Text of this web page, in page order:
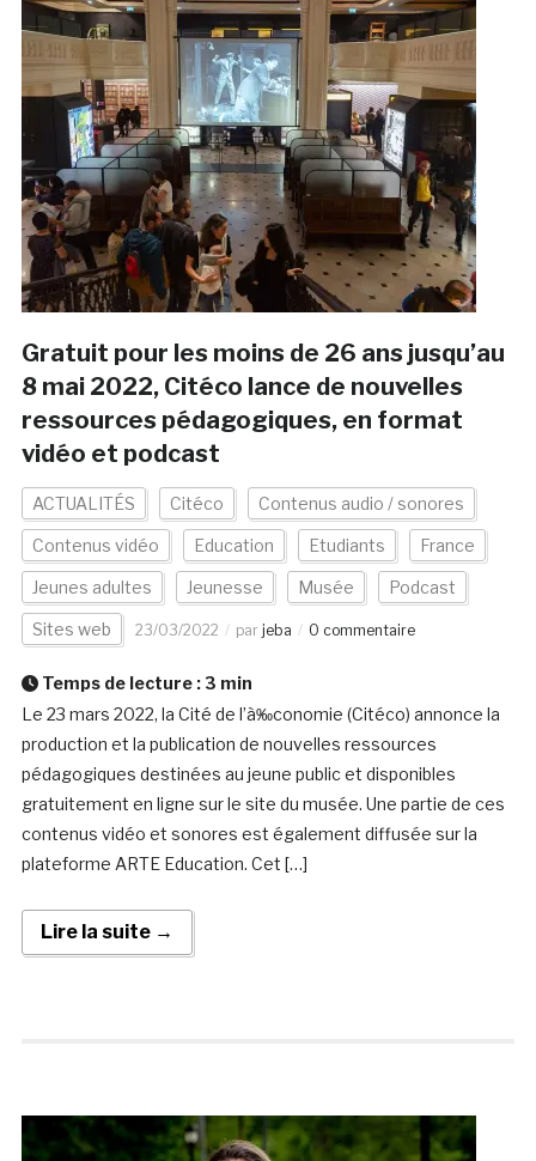
Gratuit pour les moins de 26 ans jusqu’au
8 mai 2022, Citéco lance de nouvelles
ressources pédagogiques, en format
vidéo et podcast
ACTUALITÉS Citéco Contenus audio / sonores
Contenus vidéo Education Etudiants France
Jeunes adultes Jeunesse Musée Podcast
Sites web 23/03/2022 par jeba 0 commentaire
Temps de lecture : 3 min
Le 23 mars 2022, la Cité de l’à‰conomie (Citéco) annonce la
production et la publication de nouvelles ressources
pédagogiques destinées au jeune public et disponibles
gratuitement en ligne sur le site du musée. Une partie de ces
contenus vidéo et sonores est également diffusée sur la
plateforme ARTE Education. Cet […]
Lire la suite →